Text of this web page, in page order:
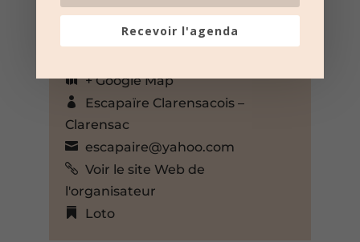
Salle des fetes – Clarensac
25 ter Rte de Nîmes, Clarensac,
+ Google Map
Escapaïre Clarensacois –
Clarensac
escapaire@yahoo.com
Voir le site Web de
l'organisateur
Loto
Recevoir l'agenda